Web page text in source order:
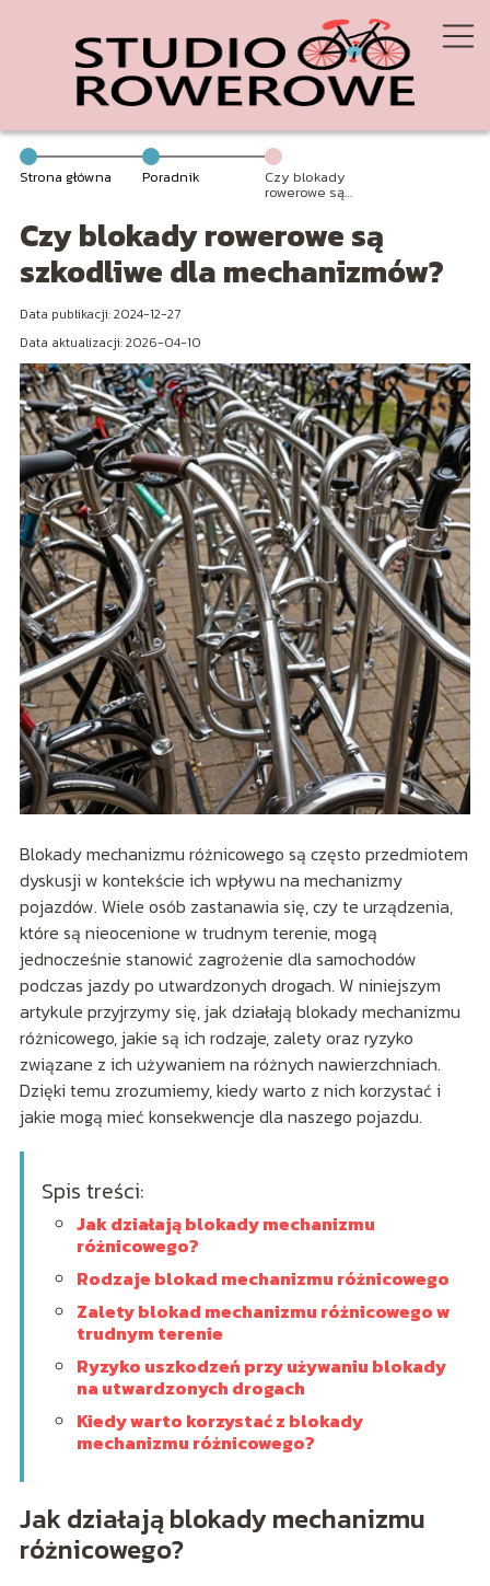
Strona główna Poradnik Czy blokady
rowerowe są
szkodliwe dla
Czy blokady rowerowe są
szkodliwe dla mechanizmów?
Data publikacji: 2024-12-27
Data aktualizacji: 2026-04-10
Blokady mechanizmu różnicowego są często przedmiotem
dyskusji w kontekście ich wpływu na mechanizmy
pojazdów. Wiele osób zastanawia się, czy te urządzenia,
które są nieocenione w trudnym terenie, mogą
jednocześnie stanowić zagrożenie dla samochodów
podczas jazdy po utwardzonych drogach. W niniejszym
artykule przyjrzymy się, jak działają blokady mechanizmu
różnicowego, jakie są ich rodzaje, zalety oraz ryzyko
związane z ich używaniem na różnych nawierzchniach.
Dzięki temu zrozumiemy, kiedy warto z nich korzystać i
jakie mogą mieć konsekwencje dla naszego pojazdu.
Spis treści:
Jak działają blokady mechanizmu
różnicowego?
Rodzaje blokad mechanizmu różnicowego
Zalety blokad mechanizmu różnicowego w
trudnym terenie
Ryzyko uszkodzeń przy używaniu blokady
na utwardzonych drogach
Kiedy warto korzystać z blokady
mechanizmu różnicowego?
Jak działają blokady mechanizmu
różnicowego?